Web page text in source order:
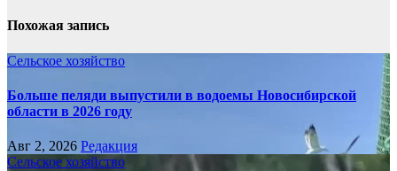
Похожая запись
Сельское хозяйство
Больше пеляди выпустили в водоемы Новосибирской
области в 2026 году
Авг 2, 2026 Редакция
Сельское хозяйство